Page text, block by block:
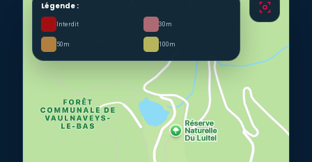
Légende :
Interdit 30m
50m 100m